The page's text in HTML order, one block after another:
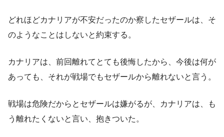
どれほどカナリアが不安だったのか察したセザールは、そ
のようなことはしないと約束する。
カナリアは、前回離れてとても後悔したから、今後は何が
あっても、それが戦場でもセザールから離れないと言う。
戦場は危険だからとセザールは嫌がるが、カナリアは、も
う離れたくないと言い、抱きついた。